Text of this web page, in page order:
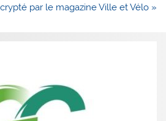
par le magazine Ville et Vélo »